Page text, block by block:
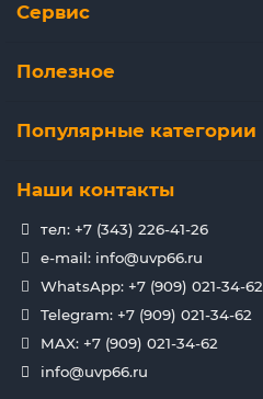
Сервис
Полезное
Популярные категории
Наши контакты
тел: +7 (343) 226-41-26
e-mail: info@uvp66.ru
WhatsApp: +7 (909) 021-34-62
Telegram: +7 (909) 021-34-62
MAX: +7 (909) 021-34-62
info@uvp66.ru